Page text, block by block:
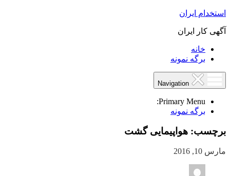
استخدام ایران
آگهی کار ایران
خانه
برگه نمونه
Primary Menu:
برگه نمونه
برچسب: هواپیمایی گشت
مارس 10, 2016